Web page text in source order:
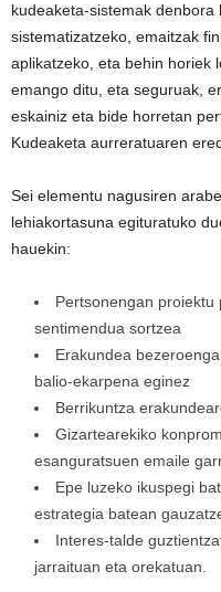
kudeaketa-sistemak
sistematizatzeko, emaitzak
aplikatzeko, eta behin horiek
emango ditu, eta seguruak,
eskainiz eta bide horretan
Kudeaketa aurreratuaren
Sei elementu nagusiren
lehiakortasuna egituratuko
hauekin:
Pertsonengan
sentimendua sortzea
Erakundea
balio-ekarpena eginez
Berrikuntza
Gizartearekiko
esanguratsuen emaile
Epe luzeko ikuspegi
estrategia batean
Interes-talde
jarraituan eta orekatuan.